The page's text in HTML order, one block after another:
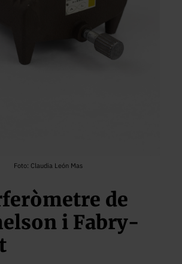
Foto: Claudia León Mas
de
i Fabry-